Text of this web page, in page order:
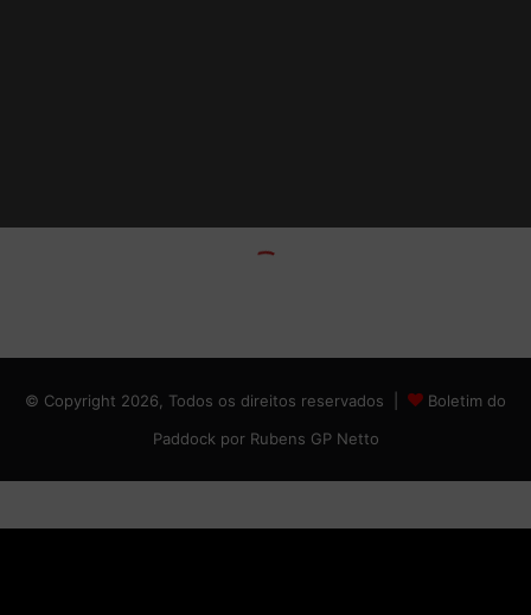
© Copyright 2026, Todos os direitos reservados |
Boletim do
Paddock por Rubens GP Netto